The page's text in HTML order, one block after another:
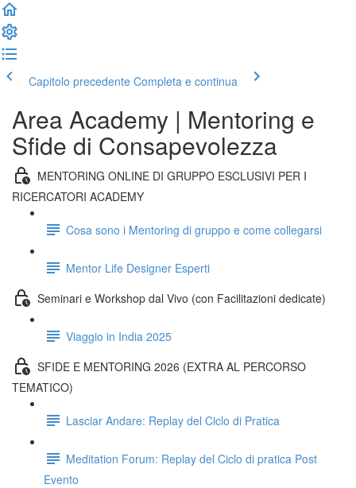
Capitolo precedente Completa e continua
Area Academy | Mentoring e
Sfide di Consapevolezza
MENTORING ONLINE DI GRUPPO ESCLUSIVI PER I
RICERCATORI ACADEMY
Cosa sono i Mentoring di gruppo e come collegarsi
Mentor Life Designer Esperti
Seminari e Workshop dal Vivo (con Facilitazioni dedicate)
Viaggio in India 2025
SFIDE E MENTORING 2026 (EXTRA AL PERCORSO
TEMATICO)
Lasciar Andare: Replay del Ciclo di Pratica
Meditation Forum: Replay del Ciclo di pratica Post
Evento